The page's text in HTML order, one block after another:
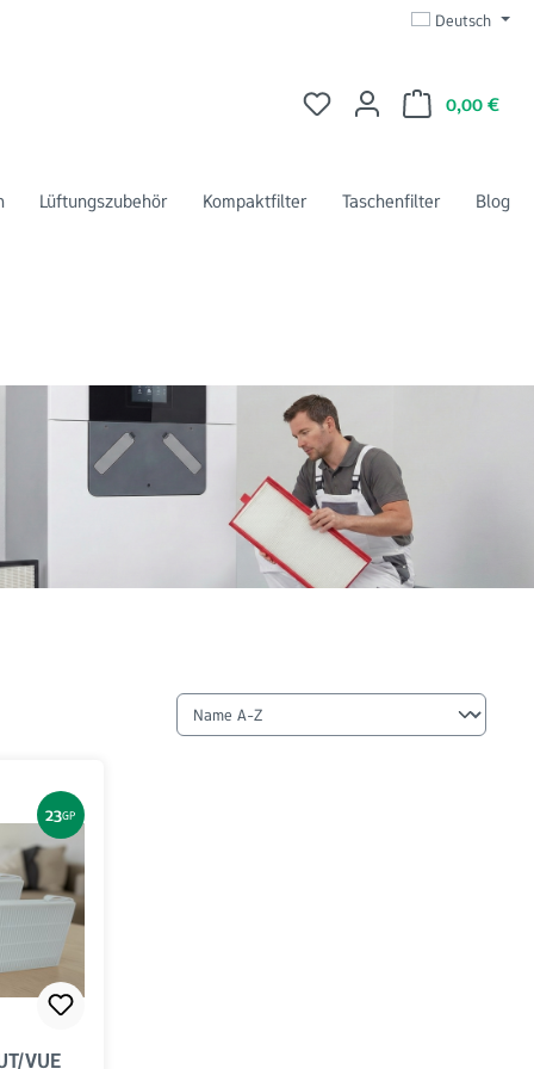
Deutsch
Du hast 0 Produkte auf dem
0,00 €
Lüftungszubehör Kompaktfilter Taschenfilter Blog
23GP
VUE